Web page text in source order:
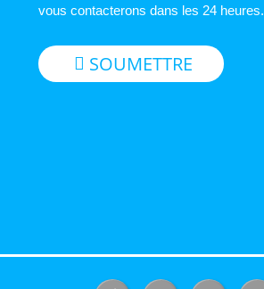
vous contacterons dans les 24 heures.
SOUMETTRE